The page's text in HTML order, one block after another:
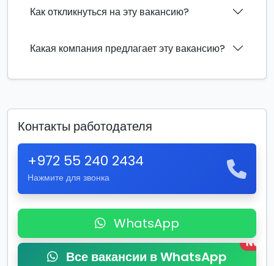
Как откликнуться на эту вакансию?
Какая компания предлагает эту вакансию?
Контакты работодателя
+972 55 240 2434
Нажмите для звонка
WhatsApp
Все вакансии в WhatsApp
New